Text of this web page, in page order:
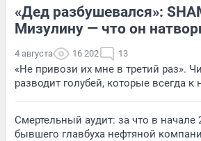
«Дед разбушевался»:
Мизулину — что он
4 августа 16 202 13
«Не привози их мне в третий раз».
разводит голубей, которые всегда
Смертельный аудит: за что в начале
бывшего главбуха нефтяной